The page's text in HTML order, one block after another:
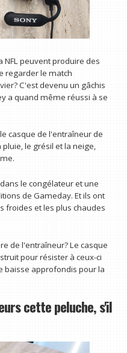
NFL peuvent produire des
regarder le match
C'est devenu un gâchis
a quand même réussi à se
casque de l'entraîneur de
pluie, le grésil et la neige,
le congélateur et une
de Gameday. Et ils ont
froides et les plus chaudes
de l'entraîneur? Le casque
pour résister à ceux-ci
baisse approfondis pour la
cette peluche, s'il